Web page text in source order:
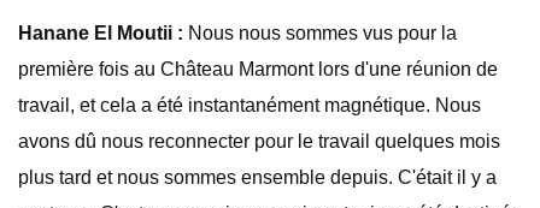
Hanane El Moutii : Nous nous sommes vus pour la
première fois au Château Marmont lors d'une réunion de
travail, et cela a été instantanément magnétique. Nous
avons dû nous reconnecter pour le travail quelques mois
plus tard et nous sommes ensemble depuis. C'était il y a